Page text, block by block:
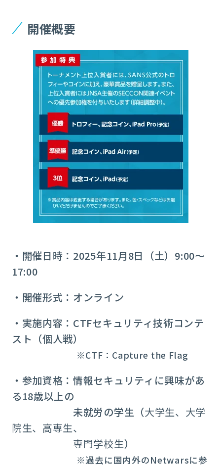
開催概要
・開催日時：2025年11月8日（土）9:00～
17:00
・開催形式：オンライン
・実施内容：CTFセキュリティ技術コンテ
スト（個人戦）
※CTF：Capture the Flag
・参加資格：情報セキュリティに興味があ
る18歳以上の
未就労の学生（大学生、大学
院生、高専生、
専門学校生）
※過去に国内外のNetwarsに参